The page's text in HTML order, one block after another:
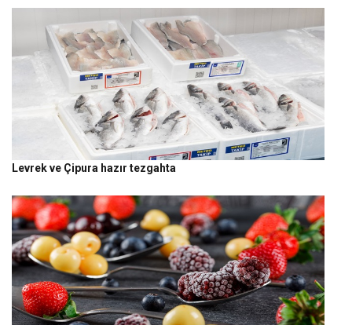
Levrek ve Çipura hazır tezgahta